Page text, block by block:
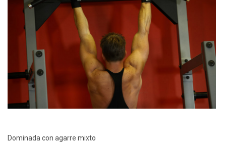
Dominada con agarre mixto